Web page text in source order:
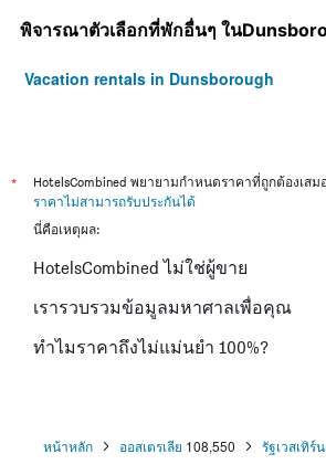
พิจารณาตัวเลือกที่พักอื่นๆ ใน
Vacation rentals in Dunsborough
*
HotelsCombined พยายามกำหนดราคาที่ถูกต้องเสม
ราคาไม่สามารถรับประกันได้
นี่คือเหตุผล:
HotelsCombined ไม่ใช่ผู้ขาย
เรารวบรวมข้อมูลมหาศาลเพื่อคุณ
ทำไมราคาถึงไม่แม่นยำ 100%?
หน้าหลัก ออสเตรเลีย 108,550 รัฐเวสเทิร์